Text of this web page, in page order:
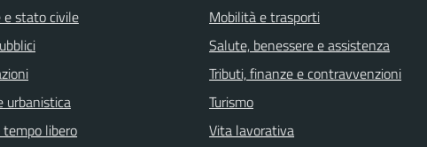
e stato civile
urbanistica
libero
Mobilità e trasporti
Salute, benessere e assistenza
Tributi, finanze e contravvenzioni
Turismo
Vita lavorativa